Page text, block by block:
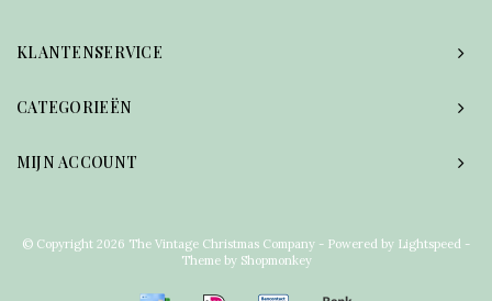
KLANTENSERVICE
CATEGORIEËN
MIJN ACCOUNT
© Copyright 2026 The Vintage Christmas Company - Powered by Lightspeed -
Theme by Shopmonkey